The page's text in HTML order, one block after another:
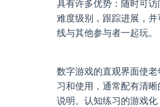
具有许多优势：随时可
难度级别，跟踪进展，
线与其他参与者一起玩。
数字游戏的直观界面使
习和使用，通常配有清
说明。认知练习的游戏